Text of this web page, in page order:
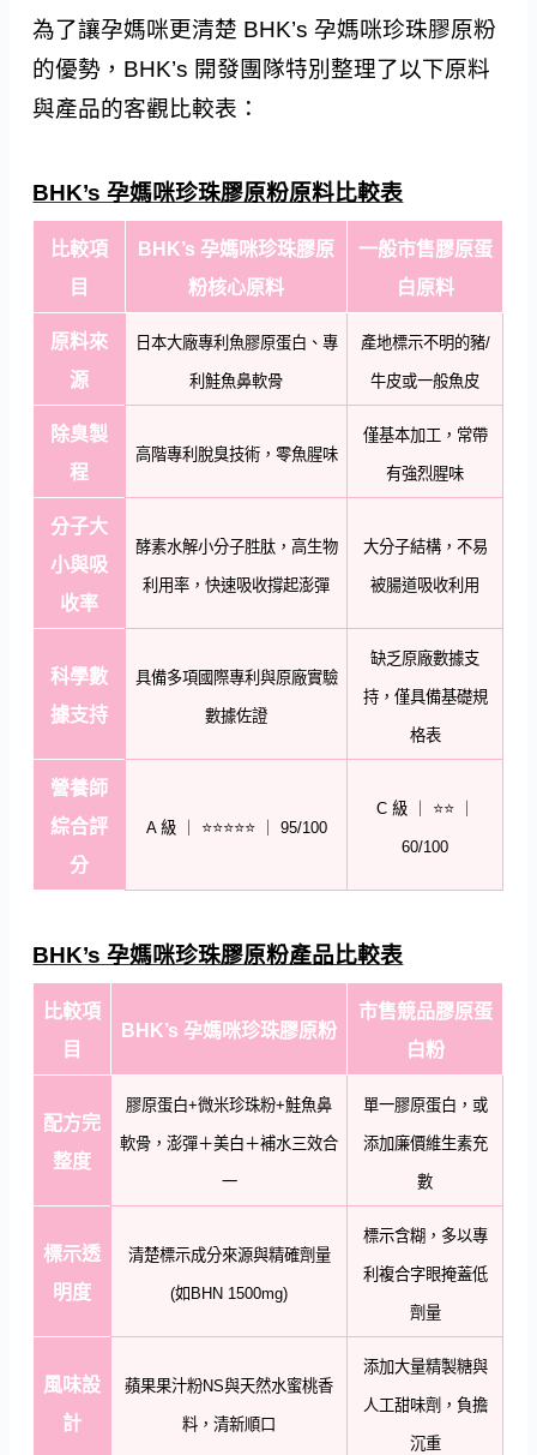
為了讓孕媽咪更清楚 BHK’s 孕媽咪珍珠膠原粉
的優勢，BHK’s 開發團隊特別整理了以下原料
與產品的客觀比較表：
BHK’s 孕媽咪珍珠膠原粉原料比較表
比較項
目
BHK’s 孕媽咪珍珠膠原
粉核心原料
一般市售膠原蛋
白原料
原料來
源
日本大廠專利魚膠原蛋白、專
利鮭魚鼻軟骨
產地標示不明的豬/
牛皮或一般魚皮
除臭製
程
高階專利脫臭技術，零魚腥味
僅基本加工，常帶
有強烈腥味
分子大
小與吸
收率
酵素水解小分子胜肽，高生物
利用率，快速吸收撐起澎彈
大分子結構，不易
被腸道吸收利用
科學數
據支持
具備多項國際專利與原廠實驗
數據佐證
缺乏原廠數據支
持，僅具備基礎規
格表
營養師
綜合評
分
A 級 ｜ ⭐⭐⭐⭐⭐ ｜ 95/100
C 級 ｜ ⭐⭐ ｜
60/100
BHK’s 孕媽咪珍珠膠原粉產品比較表
比較項
目
BHK’s 孕媽咪珍珠膠原粉
市售競品膠原蛋
白粉
配方完
整度
膠原蛋白+微米珍珠粉+鮭魚鼻
軟骨，澎彈＋美白＋補水三效合
一
單一膠原蛋白，或
添加廉價維生素充
數
標示透
明度
清楚標示成分來源與精確劑量
(如BHN 1500mg)
標示含糊，多以專
利複合字眼掩蓋低
劑量
風味設
計
蘋果果汁粉NS與天然水蜜桃香
料，清新順口
添加大量精製糖與
人工甜味劑，負擔
沉重